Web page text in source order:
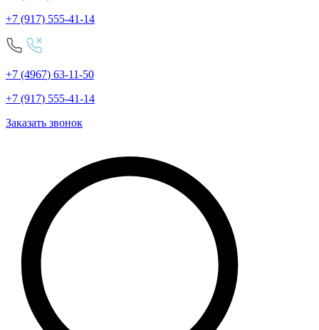
+7 (917) 555-41-14
+7 (4967) 63-11-50
+7 (917) 555-41-14
Заказать звонок